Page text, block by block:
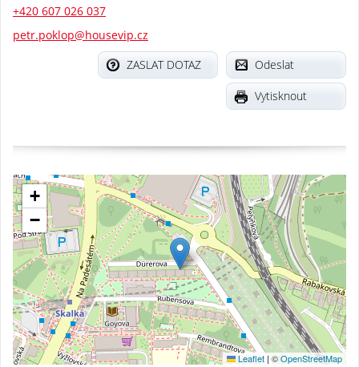
+420 607 026 037
petr.poklop@housevip.cz
Odeslat
ZASLAT DOTAZ
Vytisknout
+
−
Leaflet | ©OpenStreetMap